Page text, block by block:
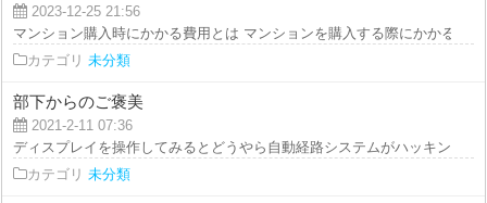
2023-12-25 21:56
マンション購入時にかかる費用とは マンションを購入する際にかかる費
カテゴリ 未分類
部下からのご褒美
2021-2-11 07:36
ディスプレイを操作してみるとどうやら自動経路システムがハッキングに
カテゴリ 未分類